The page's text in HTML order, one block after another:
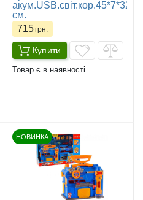
акум.USB.світ.кор.45*7*32
см.
715грн.
Купити
Товар є в наявності
НОВИНКА